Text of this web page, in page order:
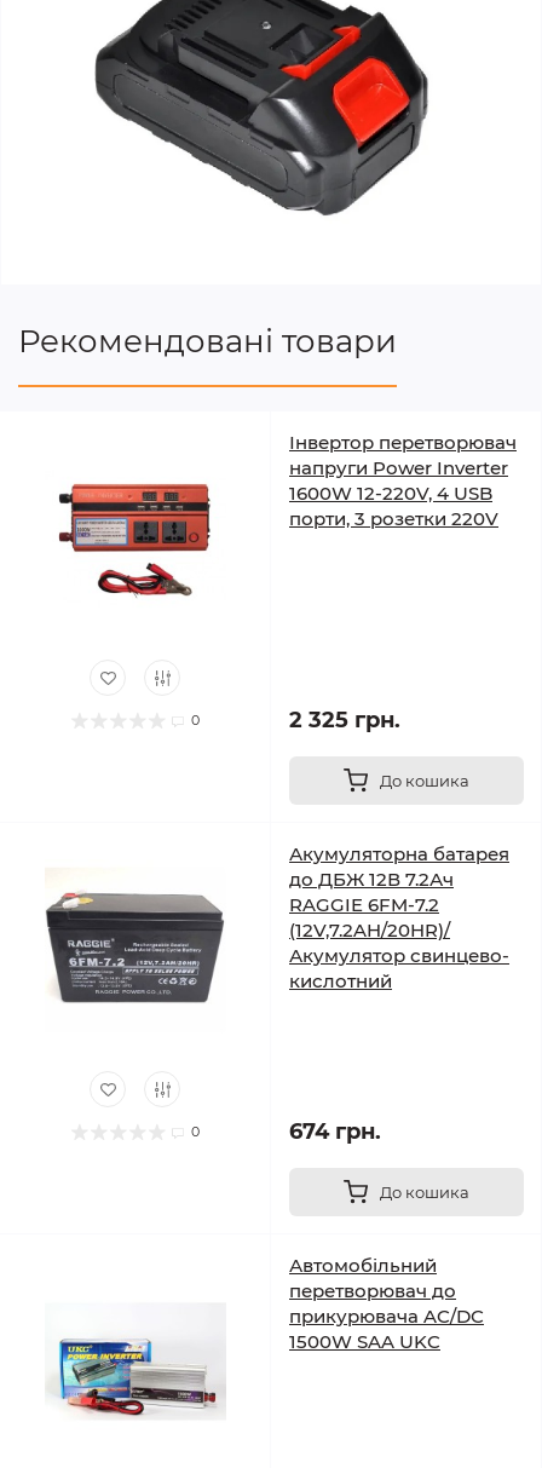
Рекомендовані товари
0
Інвертор перетворювач
напруги Power Inverter
1600W 12-220V, 4 USB
порти, 3 розетки 220V
2 325 грн.
До кошика
0
Акумуляторна батарея
до ДБЖ 12В 7.2Ач
RAGGIE 6FM-7.2
(12V,7.2AH/20HR)/
Акумулятор свинцево-
кислотний
674 грн.
До кошика
Автомобільний
перетворювач до
прикурювача AC/DC
1500W SAA UKC